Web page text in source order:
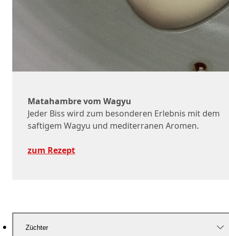
Geschäftskunden
Matahambre vom Wagyu
Jeder Biss wird zum besonderen Erlebnis mit dem
saftigem Wagyu und mediterranen Aromen.
zum Rezept
Züchter